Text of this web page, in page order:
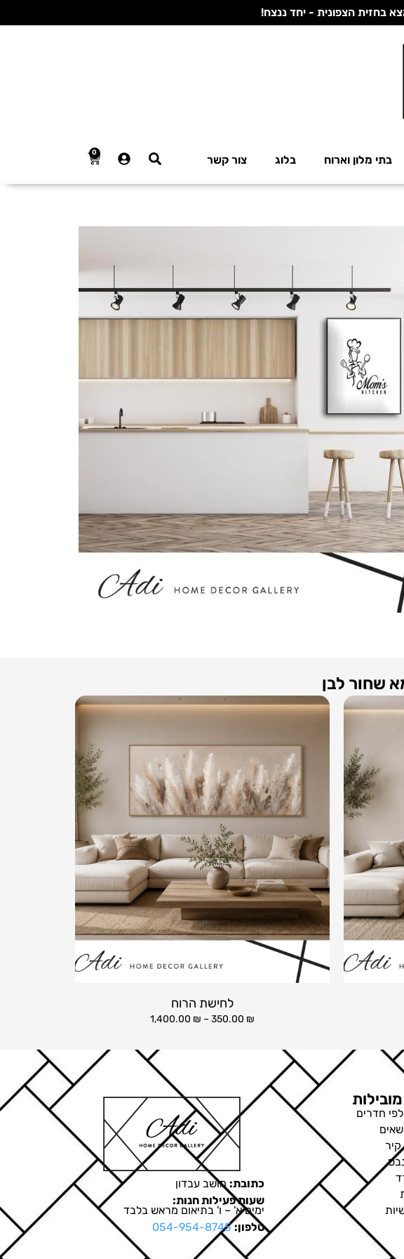
בתי מלון וארוח בלוג צור קשר
0
שחור לבן
לחישת הרוח
350.00 ₪
–
1,400.00 ₪
חדרים
קיר
כתובת: מושב עבדון
שעות פעילות חנות:
ימים א' – ו' בתיאום מראש בלבד
טלפון: 054-954-8745